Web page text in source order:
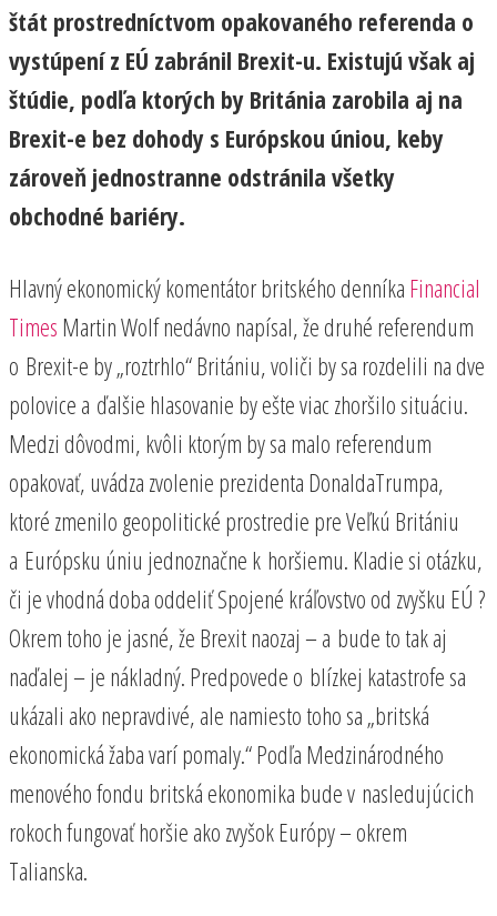
štát prostredníctvom opakovaného referenda o
vystúpení z EÚ zabránil Brexit-u. Existujú však aj
štúdie, podľa ktorých by Británia zarobila aj na
Brexit-e bez dohody s Európskou úniou, keby
zároveň jednostranne odstránila všetky
obchodné bariéry.
Hlavný ekonomický komentátor britského denníka Financial
Times Martin Wolf nedávno napísal, že druhé referendum
o Brexit-e by „roztrhlo“ Britániu, voliči by sa rozdelili na dve
polovice a ďalšie hlasovanie by ešte viac zhoršilo situáciu.
Medzi dôvodmi, kvôli ktorým by sa malo referendum
opakovať, uvádza zvolenie prezidenta DonaldaTrumpa,
ktoré zmenilo geopolitické prostredie pre Veľkú Britániu
a Európsku úniu jednoznačne k horšiemu. Kladie si otázku,
či je vhodná doba oddeliť Spojené kráľovstvo od zvyšku EÚ ?
Okrem toho je jasné, že Brexit naozaj – a bude to tak aj
naďalej – je nákladný. Predpovede o blízkej katastrofe sa
ukázali ako nepravdivé, ale namiesto toho sa „britská
ekonomická žaba varí pomaly.“ Podľa Medzinárodného
menového fondu britská ekonomika bude v nasledujúcich
rokoch fungovať horšie ako zvyšok Európy – okrem
Talianska.